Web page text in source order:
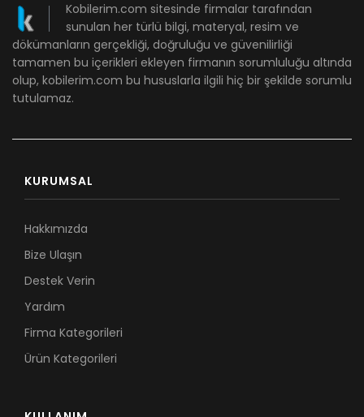
Kobilerim.com sitesinde firmalar tarafından
sunulan her türlü bilgi, materyal, resim ve
dökümanların gerçekliği, doğruluğu ve güvenilirliği
tamamen bu içerikleri ekleyen firmanın sorumluluğu altında
olup, kobilerim.com bu hususlarla ilgili hiç bir şekilde sorumlu
tutulamaz.
KURUMSAL
Hakkımızda
Bize Ulaşın
Destek Verin
Yardım
Firma Kategorileri
Ürün Kategorileri